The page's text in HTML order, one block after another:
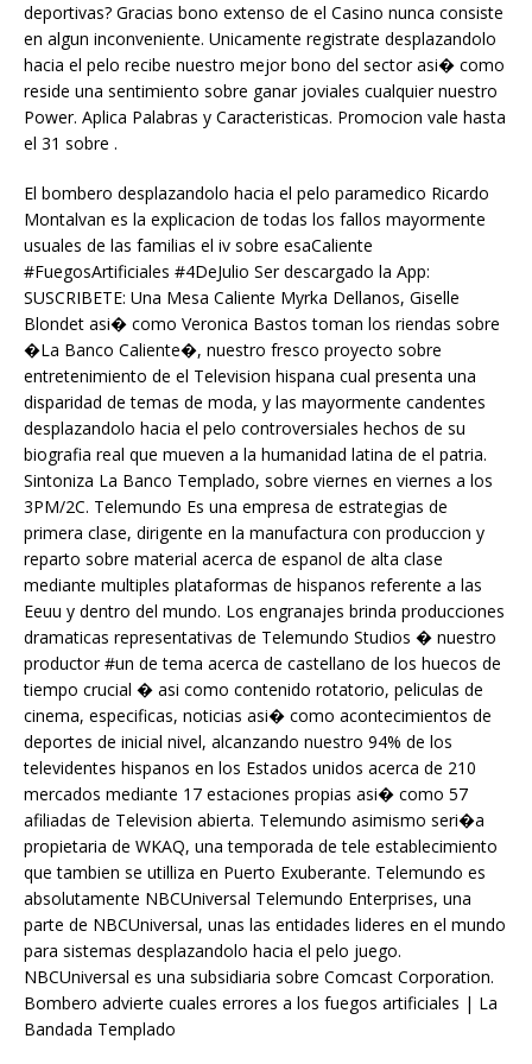
deportivas? Gracias bono extenso de el Casino nunca consiste
en algun inconveniente. Unicamente registrate desplazandolo
hacia el pelo recibe nuestro mejor bono del sector asi� como
reside una sentimiento sobre ganar joviales cualquier nuestro
Power. Aplica Palabras y Caracteristicas. Promocion vale hasta
el 31 sobre .
El bombero desplazandolo hacia el pelo paramedico Ricardo
Montalvan es la explicacion de todas los fallos mayormente
usuales de las familias el iv sobre esaCaliente
#FuegosArtificiales #4DeJulio Ser descargado la App:
SUSCRIBETE: Una Mesa Caliente Myrka Dellanos, Giselle
Blondet asi� como Veronica Bastos toman los riendas sobre
�La Banco Caliente�, nuestro fresco proyecto sobre
entretenimiento de el Television hispana cual presenta una
disparidad de temas de moda, y las mayormente candentes
desplazandolo hacia el pelo controversiales hechos de su
biografia real que mueven a la humanidad latina de el patria.
Sintoniza La Banco Templado, sobre viernes en viernes a los
3PM/2C. Telemundo Es una empresa de estrategias de
primera clase, dirigente en la manufactura con produccion y
reparto sobre material acerca de espanol de alta clase
mediante multiples plataformas de hispanos referente a las
Eeuu y dentro del mundo. Los engranajes brinda producciones
dramaticas representativas de Telemundo Studios � nuestro
productor #un de tema acerca de castellano de los huecos de
tiempo crucial � asi como contenido rotatorio, peliculas de
cinema, especificas, noticias asi� como acontecimientos de
deportes de inicial nivel, alcanzando nuestro 94% de los
televidentes hispanos en los Estados unidos acerca de 210
mercados mediante 17 estaciones propias asi� como 57
afiliadas de Television abierta. Telemundo asimismo seri�a
propietaria de WKAQ, una temporada de tele establecimiento
que tambien se utilliza en Puerto Exuberante. Telemundo es
absolutamente NBCUniversal Telemundo Enterprises, una
parte de NBCUniversal, unas las entidades lideres en el mundo
para sistemas desplazandolo hacia el pelo juego.
NBCUniversal es una subsidiaria sobre Comcast Corporation.
Bombero advierte cuales errores a los fuegos artificiales | La
Bandada Templado